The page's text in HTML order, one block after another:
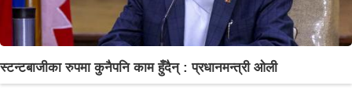
स्टन्टबाजीका रुपमा कुनैपनि काम हुँदैन् : प्रधानमन्त्री ओली